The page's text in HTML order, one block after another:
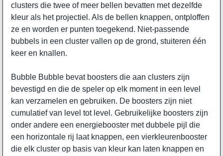
clusters die twee of meer bellen bevatten met dezelfde
kleur als het projectiel. Als de bellen knappen, ontploffen
ze en worden er punten toegekend. Niet-passende
bubbels in een cluster vallen op de grond, stuiteren één
keer en knallen.
Bubble Bubble bevat boosters die aan clusters zijn
bevestigd en die de speler op elk moment in een level
kan verzamelen en gebruiken. De boosters zijn niet
cumulatief van level tot level. Gebruikelijke boosters zijn
onder andere een energiebooster met dubbele pijl die
een horizontale rij laat knappen, een vierkleurenbooster
die elk cluster op basis van kleur kan laten knappen en